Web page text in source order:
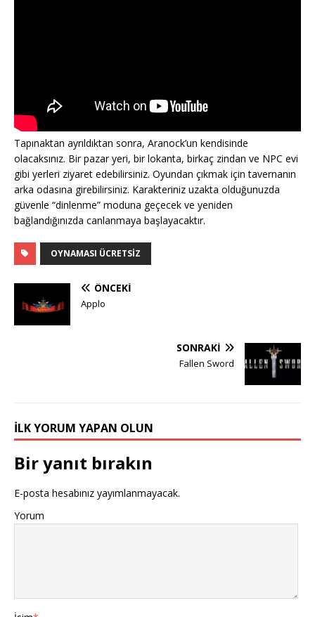
Tapınaktan ayrıldıktan sonra, Aranock’un kendisinde
olacaksınız. Bir pazar yeri, bir lokanta, birkaç zindan ve NPC evi
gibi yerleri ziyaret edebilirsiniz. Oyundan çıkmak için tavernanın
arka odasına girebilirsiniz. Karakteriniz uzakta olduğunuzda
güvenle “dinlenme” moduna geçecek ve yeniden
bağlandığınızda canlanmaya başlayacaktır.
OYNAMASI ÜCRETSIZ
ÖNCEKI
Applo
SONRAKI
Fallen Sword
İLK YORUM YAPAN OLUN
Bir yanıt bırakın
E-posta hesabınız yayımlanmayacak.
Yorum